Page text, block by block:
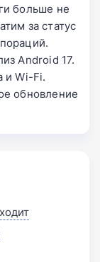
больше не
за статус
Android 17.
и Wi-Fi.
обновление